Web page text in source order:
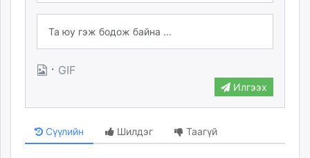
· GIF
Илгээх
Сүүлийн Шилдэг Таагүй